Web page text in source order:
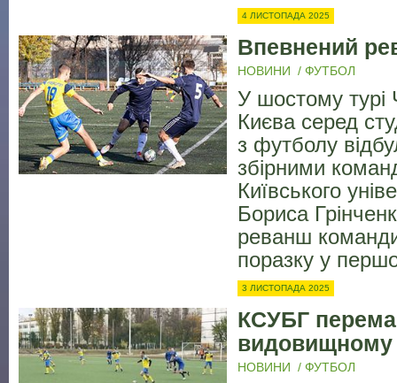
4 ЛИСТОПАДА 2025
Впевнений
НОВИНИ / ФУТБОЛ
У шостому турі
Києва серед
з футболу
збірними
Київського
Бориса
реванш
поразку у
3 ЛИСТОПАДА 2025
КСУБГ
видовищному
НОВИНИ / ФУТБОЛ